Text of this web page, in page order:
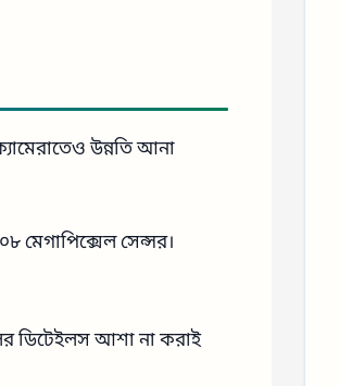
উন্নতি আনা
মেগাপিক্সেল সেন্সর।
ডিটেইলস আশা না করাই